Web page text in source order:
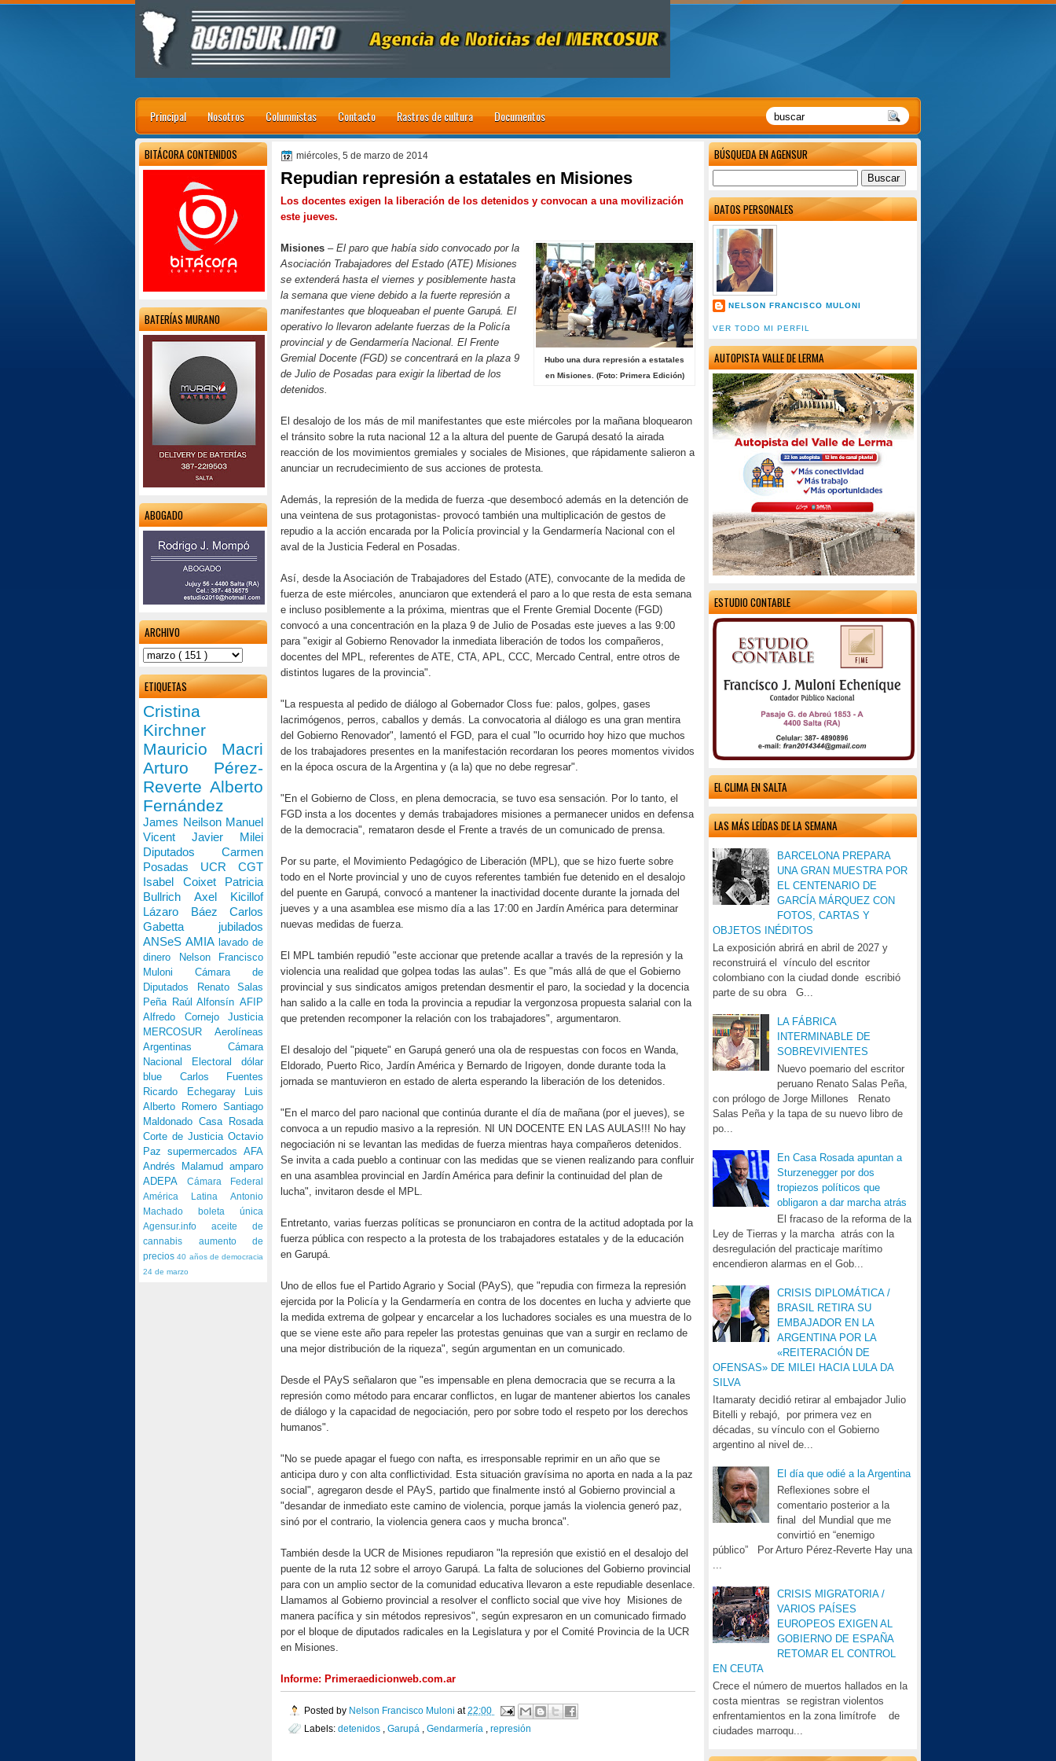
Principal Nosotros Columnistas Contacto Rastros de cultura Documentos
BÚSQUEDA EN AGENSUR
DATOS PERSONALES
NELSON FRANCISCO MULONI
VER TODO MI PERFIL
AUTOPISTA VALLE DE LERMA
ESTUDIO CONTABLE
EL CLIMA EN SALTA
LAS MÁS LEÍDAS DE LA SEMANA
BARCELONA PREPARA
UNA GRAN MUESTRA POR
EL CENTENARIO DE
GARCÍA MÁRQUEZ CON
FOTOS, CARTAS Y
OBJETOS INÉDITOS
La exposición abrirá en abril de 2027 y
reconstruirá el vínculo del escritor
colombiano con la ciudad donde escribió
parte de su obra G...
LA FÁBRICA
INTERMINABLE DE
SOBREVIVIENTES
Nuevo poemario del escritor
peruano Renato Salas Peña,
con prólogo de Jorge Millones Renato
Salas Peña y la tapa de su nuevo libro de
po...
En Casa Rosada apuntan a
Sturzenegger por dos
tropiezos políticos que
obligaron a dar marcha atrás
El fracaso de la reforma de la
Ley de Tierras y la marcha atrás con la
desregulación del practicaje marítimo
encendieron alarmas en el Gob...
CRISIS DIPLOMÁTICA /
BRASIL RETIRA SU
EMBAJADOR EN LA
ARGENTINA POR LA
«REITERACIÓN DE
OFENSAS» DE MILEI HACIA LULA DA
SILVA
Itamaraty decidió retirar al embajador Julio
Bitelli y rebajó, por primera vez en
décadas, su vínculo con el Gobierno
argentino al nivel de...
El día que odié a la Argentina
Reflexiones sobre el
comentario posterior a la
final del Mundial que me
convirtió en “enemigo
público” Por Arturo Pérez-Reverte Hay una
...
CRISIS MIGRATORIA /
VARIOS PAÍSES
EUROPEOS EXIGEN AL
GOBIERNO DE ESPAÑA
RETOMAR EL CONTROL
EN CEUTA
Crece el número de muertos hallados en la
costa mientras se registran violentos
enfrentamientos en la zona limítrofe de
ciudades marroqu...
miércoles, 5 de marzo de 2014
Repudian represión a estatales en Misiones
Los docentes exigen la liberación de los detenidos y convocan a una movilización
este jueves.
Hubo una dura represión a estatales
en Misiones. (Foto: Primera Edición)
Misiones – El paro que había sido convocado por la
Asociación Trabajadores del Estado (ATE) Misiones
se extenderá hasta el viernes y posiblemente hasta
la semana que viene debido a la fuerte represión a
manifestantes que bloqueaban el puente Garupá. El
operativo lo llevaron adelante fuerzas de la Policía
provincial y de Gendarmería Nacional. El Frente
Gremial Docente (FGD) se concentrará en la plaza 9
de Julio de Posadas para exigir la libertad de los
detenidos.
El desalojo de los más de mil manifestantes que este miércoles por la mañana bloquearon
el tránsito sobre la ruta nacional 12 a la altura del puente de Garupá desató la airada
reacción de los movimientos gremiales y sociales de Misiones, que rápidamente salieron a
anunciar un recrudecimiento de sus acciones de protesta.
Además, la represión de la medida de fuerza -que desembocó además en la detención de
una veintena de sus protagonistas- provocó también una multiplicación de gestos de
repudio a la acción encarada por la Policía provincial y la Gendarmería Nacional con el
aval de la Justicia Federal en Posadas.
Así, desde la Asociación de Trabajadores del Estado (ATE), convocante de la medida de
fuerza de este miércoles, anunciaron que extenderá el paro a lo que resta de esta semana
e incluso posiblemente a la próxima, mientras que el Frente Gremial Docente (FGD)
convocó a una concentración en la plaza 9 de Julio de Posadas este jueves a las 9:00
para "exigir al Gobierno Renovador la inmediata liberación de todos los compañeros,
docentes del MPL, referentes de ATE, CTA, APL, CCC, Mercado Central, entre otros de
distintos lugares de la provincia".
"La respuesta al pedido de diálogo al Gobernador Closs fue: palos, golpes, gases
lacrimógenos, perros, caballos y demás. La convocatoria al diálogo es una gran mentira
del Gobierno Renovador", lamentó el FGD, para el cual "lo ocurrido hoy hizo que muchos
de los trabajadores presentes en la manifestación recordaran los peores momentos vividos
en la época oscura de la Argentina y (a la) que no debe regresar".
"En el Gobierno de Closs, en plena democracia, se tuvo esa sensación. Por lo tanto, el
FGD insta a los docentes y demás trabajadores misiones a permanecer unidos en defensa
de la democracia", remataron desde el Frente a través de un comunicado de prensa.
Por su parte, el Movimiento Pedagógico de Liberación (MPL), que se hizo fuerte sobre
todo en el Norte provincial y uno de cuyos referentes también fue detenido en el desalojo
del puente en Garupá, convocó a mantener la inactividad docente durante la jornada del
jueves y a una asamblea ese mismo día a las 17:00 en Jardín América para determinar
nuevas medidas de fuerza.
El MPL también repudió "este accionar que pretende acallar a través de la represión y la
violencia una realidad que golpea todas las aulas". Es que "más allá de que el Gobierno
provincial y sus sindicatos amigos pretendan desmentir el paro, la sociedad y la docencia
han salido a la calle en toda la provincia a repudiar la vergonzosa propuesta salarial con la
que pretenden recomponer la relación con los trabajadores", argumentaron.
El desalojo del "piquete" en Garupá generó una ola de respuestas con focos en Wanda,
Eldorado, Puerto Rico, Jardín América y Bernardo de Irigoyen, donde durante toda la
jornada se mantuvieron en estado de alerta esperando la liberación de los detenidos.
"En el marco del paro nacional que continúa durante el día de mañana (por el jueves), se
convoca a un repudio masivo a la represión. NI UN DOCENTE EN LAS AULAS!!! No hay
negociación ni se levantan las medidas de fuerza mientras haya compañeros detenidos.
Se invita a cada pueblo a continuar con las medidas que se vienen realizando para confluir
en una asamblea provincial en Jardín América para definir la continuidad del plan de
lucha", invitaron desde el MPL.
Entretanto, varias fuerzas políticas se pronunciaron en contra de la actitud adoptada por la
fuerza pública con respecto a la protesta de los trabajadores estatales y de la educación
en Garupá.
Uno de ellos fue el Partido Agrario y Social (PAyS), que "repudia con firmeza la represión
ejercida por la Policía y la Gendarmería en contra de los docentes en lucha y advierte que
la medida extrema de golpear y encarcelar a los luchadores sociales es una muestra de lo
que se viene este año para repeler las protestas genuinas que van a surgir en reclamo de
una mejor distribución de la riqueza", según argumentan en un comunicado.
Desde el PAyS señalaron que "es impensable en plena democracia que se recurra a la
represión como método para encarar conflictos, en lugar de mantener abiertos los canales
de diálogo y la capacidad de negociación, pero por sobre todo el respeto por los derechos
humanos".
"No se puede apagar el fuego con nafta, es irresponsable reprimir en un año que se
anticipa duro y con alta conflictividad. Esta situación gravísima no aporta en nada a la paz
social", agregaron desde el PAyS, partido que finalmente instó al Gobierno provincial a
"desandar de inmediato este camino de violencia, porque jamás la violencia generó paz,
sinó por el contrario, la violencia genera caos y mucha bronca".
También desde la UCR de Misiones repudiaron "la represión que existió en el desalojo del
puente de la ruta 12 sobre el arroyo Garupá. La falta de soluciones del Gobierno provincial
para con un amplio sector de la comunidad educativa llevaron a este repudiable desenlace.
Llamamos al Gobierno provincial a resolver el conflicto social que vive hoy Misiones de
manera pacífica y sin métodos represivos", según expresaron en un comunicado firmado
por el bloque de diputados radicales en la Legislatura y por el Comité Provincia de la UCR
en Misiones.
Informe: Primeraedicionweb.com.ar
Posted by Nelson Francisco Muloni at22:00
Labels: detenidos Garupá Gendarmería represión
BITÁCORA CONTENIDOS
BATERÍAS MURANO
ABOGADO
ARCHIVO
ETIQUETAS
Cristina
Kirchner
Mauricio Macri
Arturo Pérez-
Reverte Alberto
Fernández
James Neilson Manuel
Vicent Javier Milei
Diputados Carmen
Posadas UCR CGT
Isabel Coixet Patricia
Bullrich Axel Kicillof
Lázaro Báez Carlos
Gabetta jubilados
ANSeSAMIA lavado de
dinero
Nelson Francisco
Muloni Cámara de
Diputados
Renato Salas
Peña Raúl AlfonsínAFIP
Alfredo Cornejo Justicia
MERCOSUR Aerolíneas
Argentinas Cámara
Nacional Electoral dólar
blue Carlos Fuentes
Ricardo Echegaray
Luis
Alberto Romero Santiago
Maldonado Casa Rosada
Corte de Justicia Octavio
Paz supermercados AFA
Andrés Malamud amparo
ADEPA
Cámara Federal
América Latina Antonio
Machado boleta única
Agensur.info aceite de
cannabis aumento de
precios40 años de democracia
24 de marzo